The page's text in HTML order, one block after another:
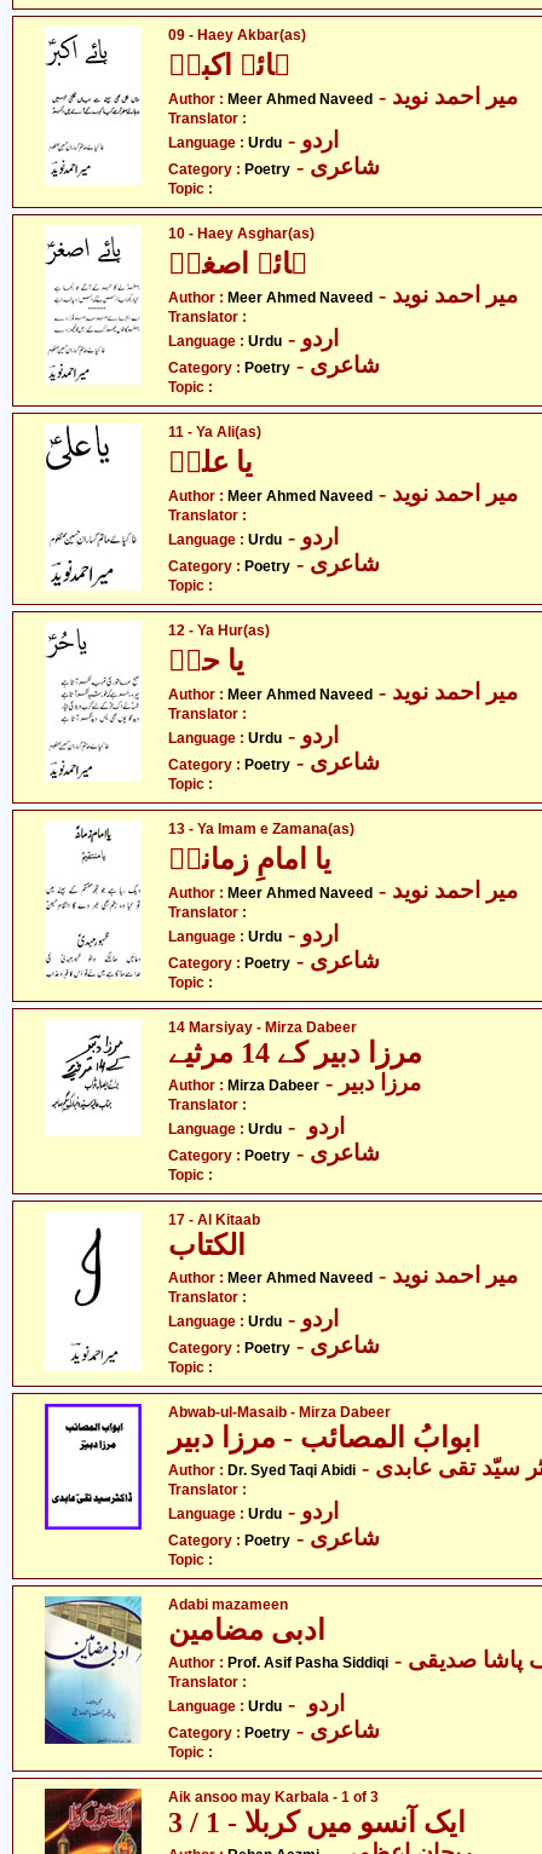
09 - Haey Akbar(as)
ہائے اکبرؑ
Author : Meer Ahmed Naveed - میر احمد نوید
Translator :
Language : Urdu - اردو
Category : Poetry - شاعری
Topic :
10 - Haey Asghar(as)
ہائے اصغرؑ
Author : Meer Ahmed Naveed - میر احمد نوید
Translator :
Language : Urdu - اردو
Category : Poetry - شاعری
Topic :
11 - Ya Ali(as)
یا علیؑ
Author : Meer Ahmed Naveed - میر احمد نوید
Translator :
Language : Urdu - اردو
Category : Poetry - شاعری
Topic :
12 - Ya Hur(as)
یا حرؑ
Author : Meer Ahmed Naveed - میر احمد نوید
Translator :
Language : Urdu - اردو
Category : Poetry - شاعری
Topic :
13 - Ya Imam e Zamana(as)
یا امامِ زمانہؑ
Author : Meer Ahmed Naveed - میر احمد نوید
Translator :
Language : Urdu - اردو
Category : Poetry - شاعری
Topic :
14 Marsiyay - Mirza Dabeer
مرزا دبیر کے 14 مرثیے
Author : Mirza Dabeer - مرزا دبیر
Translator :
Language : Urdu
Category : Poetry - شاعری
Topic :
17 - Al Kitaab
الکتاب
Author : Meer Ahmed Naveed - میر احمد نوید
Translator :
Language : Urdu - اردو
Category : Poetry - شاعری
Topic :
Abwab-ul-Masaib - Mirza Dabeer
ابوابُ المصائب - مرزا دبیر
Author : Dr. Syed Taqi Abidi سیّد تقی عابدی
Translator :
Language : Urdu - اردو
Category : Poetry - شاعری
Topic :
Adabi mazameen
Author : Prof. Asif Pasha Siddiqi پاشا صدیقی
Translator :
Language : Urdu
Category : Poetry - شاعری
Topic :
Aik ansoo may Karbala - 1 of 3
ایک آنسو میں کربلا - 1 / 3